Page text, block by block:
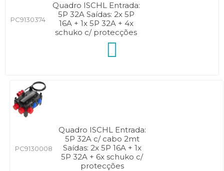
PC9130374
Quadro ISCHL Entrada:
5P 32A Saídas: 2x 5P
16A + 1x 5P 32A + 4x
schuko c/ protecções
PC9130008
Quadro ISCHL Entrada:
5P 32A c/ cabo 2mt
Saídas: 2x 5P 16A + 1x
5P 32A + 6x schuko c/
protecções